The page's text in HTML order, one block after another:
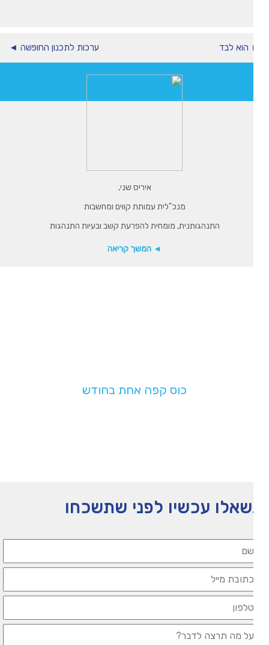
איריס שני,
מנכ"לית עמותת קווים ומחשבות
התנהגותנית, מומחית להפרעת קשב ובעיות התנהגות
◄ המשך קריאה
כוס קפה אחת בחודש
לבד ערכות לתכנון החופשה ◄
עכשיו לפני שתשכחו